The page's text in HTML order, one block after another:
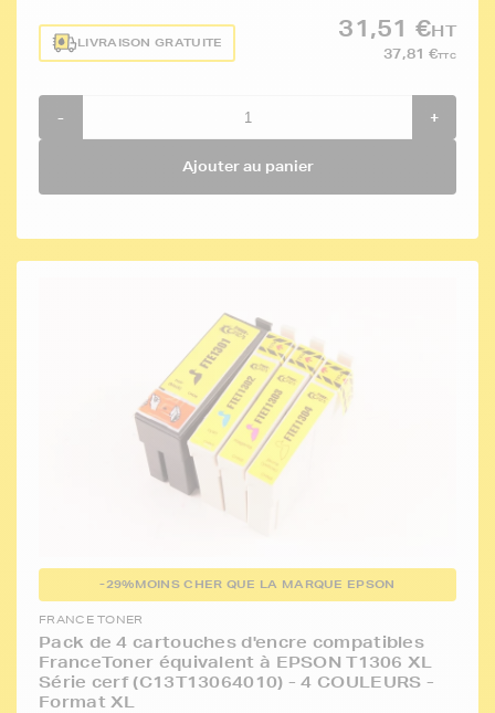
LIVRAISON GRATUITE
31,51 €HT
37,81 €TTC
- +
Ajouter au panier
-29%MOINS CHER QUE LA MARQUE EPSON
FRANCE TONER
Pack de 4 cartouches d'encre compatibles
FranceToner équivalent à EPSON T1306 XL
Série cerf (C13T13064010) - 4 COULEURS -
Format XL